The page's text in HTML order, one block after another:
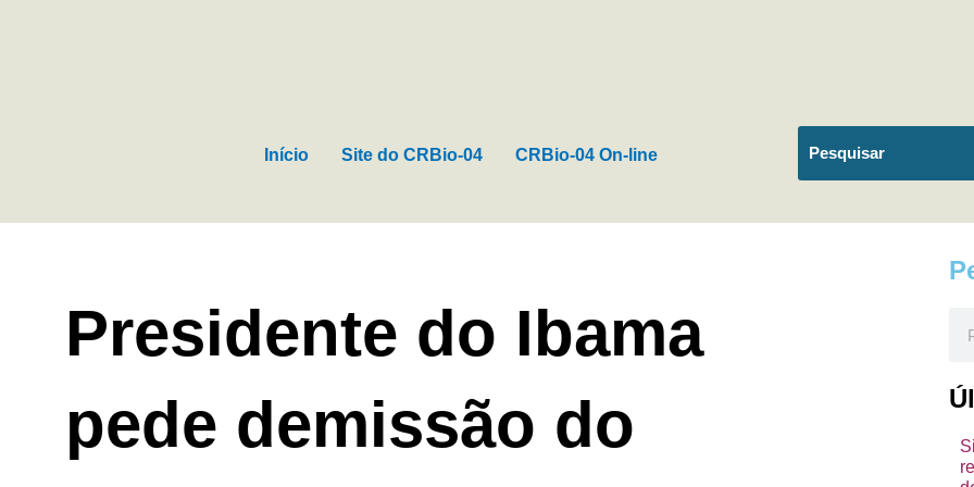
Início Site do CRBio-04 CRBio-04 On-line
Presidente do Ibama
pede demissão do